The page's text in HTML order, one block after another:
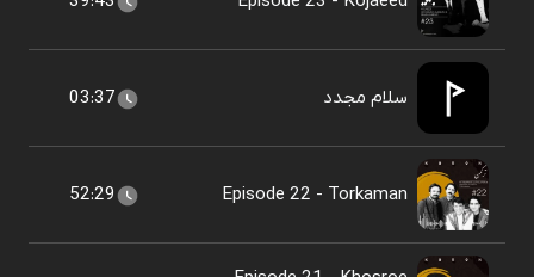
سلام مجدد 03:37
Episode 22 - Torkaman
52:29